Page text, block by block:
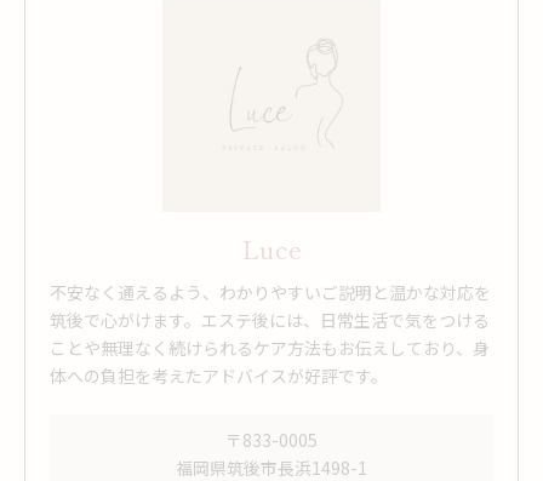
Luce
不安なく通えるよう、わかりやすいご説明と温かな対応を
筑後で心がけます。エステ後には、日常生活で気をつける
ことや無理なく続けられるケア方法もお伝えしており、身
体への負担を考えたアドバイスが好評です。
〒833-0005
福岡県筑後市長浜1498-1